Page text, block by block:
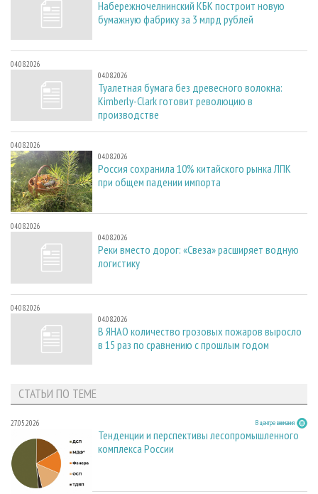
Набережночелнинский КБК построит новую
бумажную фабрику за 3 млрд рублей
04.08.2026
04.08.2026
Туалетная бумага без древесного волокна:
Kimberly-Clark готовит революцию в
производстве
04.08.2026
04.08.2026
Россия сохранила 10% китайского рынка ЛПК
при общем падении импорта
04.08.2026
04.08.2026
Реки вместо дорог: «Свеза» расширяет водную
логистику
04.08.2026
04.08.2026
В ЯНАО количество грозовых пожаров выросло
в 15 раз по сравнению с прошлым годом
СТАТЬИ ПО ТЕМЕ
27.05.2026 В центре внимания
Тенденции и перспективы лесопромышленного
комплекса России